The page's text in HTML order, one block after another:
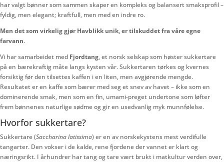
har valgt bønner som sammen skaper en kompleks og balansert smaksprofil –
fyldig, men elegant; kraftfull, men med en indre ro.
Men det som virkelig gjør Havblikk unik, er tilskuddet fra våre egne
farvann.
Vi har samarbeidet med Fjordtang, et norsk selskap som høster sukkertare
på en bærekraftig måte langs kysten vår. Sukkertaren tørkes og kvernes
forsiktig før den tilsettes kaffen i en liten, men avgjørende mengde.
Resultatet er en kaffe som bærer med seg et snev av havet – ikke som en
dominerende smak, men som en fin, umami-preget undertone som løfter
frem bønnenes naturlige sødme og gir en usedvanlig myk munnfølelse.
Hvorfor sukkertare?
Sukkertare (Saccharina latissima) er en av norskekystens mest verdifulle
tangarter. Den vokser i de kalde, rene fjordene der vannet er klart og
næringsrikt. I århundrer har tang og tare vært brukt i matkultur verden over,